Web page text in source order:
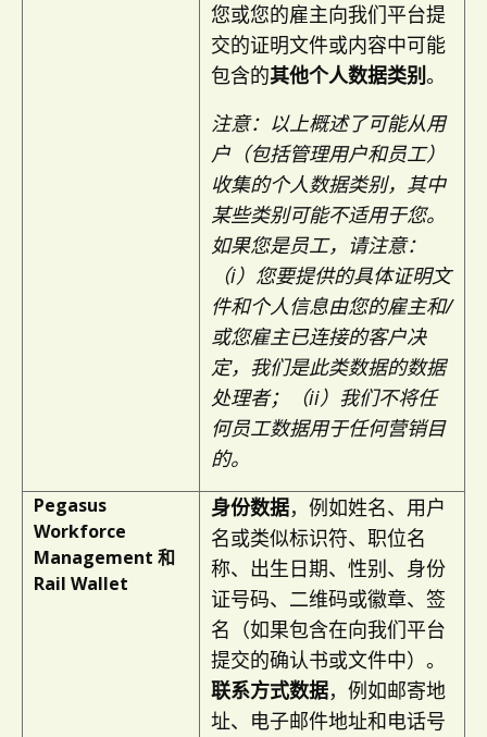
您或您的雇主向我们平台提
交的证明文件或内容中可能
包含的其他个人数据类别。
注意：以上概述了可能从用
户（包括管理用户和员工）
收集的个人数据类别，其中
某些类别可能不适用于您。
如果您是员工，请注意：
（i）您要提供的具体证明文
件和个人信息由您的雇主和/
或您雇主已连接的客户决
定，我们是此类数据的数据
处理者；（ii）我们不将任
何员工数据用于任何营销目
的。
Pegasus
Workforce
Management 和
Rail Wallet
身份数据，例如姓名、用户
名或类似标识符、职位名
称、出生日期、性别、身份
证号码、二维码或徽章、签
名（如果包含在向我们平台
提交的确认书或文件中）。
联系方式数据，例如邮寄地
址、电子邮件地址和电话号